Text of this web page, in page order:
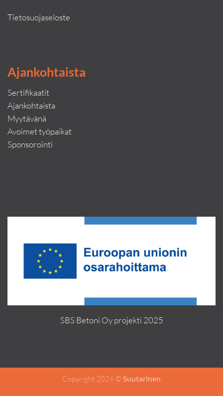
Tietosuojaseloste
Ajankohtaista
Sertifikaatit
Ajankohtaista
Myytävänä
Avoimet työpaikat
Sponsorointi
SBS Betoni Oy projekti 2025
Copyright 2026 ©Suutarinen